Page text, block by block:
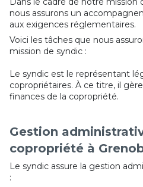
nous assurons un
aux exigences réglementaires.
Voici les tâches que nous
mission de syndic :
Le syndic est le représentant
copropriétaires. À ce titre, il
finances de la copropriété.
Gestion
copropriété à
Le syndic assure la gestion
: